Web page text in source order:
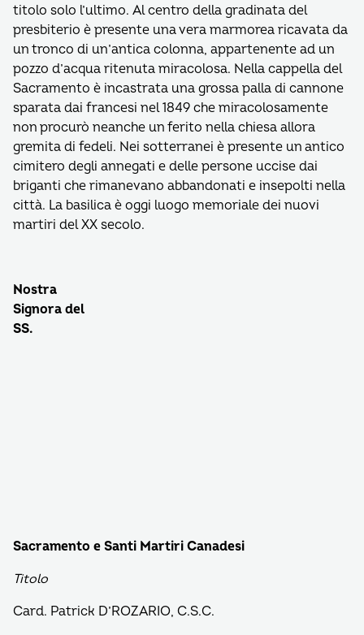
titolo solo l’ultimo. Al centro della gradinata del
presbiterio è presente una vera marmorea ricavata da
un tronco di un’antica colonna, appartenente ad un
pozzo d’acqua ritenuta miracolosa. Nella cappella del
Sacramento è incastrata una grossa palla di cannone
sparata dai francesi nel 1849 che miracolosamente
non procurò neanche un ferito nella chiesa allora
gremita di fedeli. Nei sotterranei è presente un antico
cimitero degli annegati e delle persone uccise dai
briganti che rimanevano abbandonati e insepolti nella
città. La basilica è oggi luogo memoriale dei nuovi
martiri del XX secolo.
Nostra
Signora del
SS.
Sacramento e Santi Martiri Canadesi
Titolo
Card. Patrick D’ROZARIO, C.S.C.